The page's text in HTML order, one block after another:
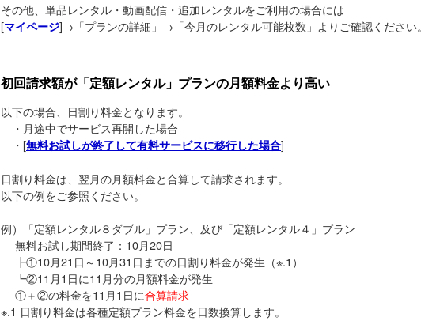
その他、単品レンタル・動画配信・追加レンタルをご利用の場合には
[マイページ]→「プランの詳細」→「今月のレンタル可能枚数」よりご確認ください。
初回請求額が「定額レンタル」プランの月額料金より高い
以下の場合、日割り料金となります。
・月途中でサービス再開した場合
・[無料お試しが終了して有料サービスに移行した場合]
日割り料金は、翌月の月額料金と合算して請求されます。
以下の例をご参照ください。
例）「定額レンタル８ダブル」プラン、及び「定額レンタル４」プラン
無料お試し期間終了：10月20日
┣①10月21日～10月31日までの日割り料金が発生（※.1）
┗②11月1日に11月分の月額料金が発生
①＋②の料金を11月1日に合算請求
※.1 日割り料金は各種定額プラン料金を日数換算します。